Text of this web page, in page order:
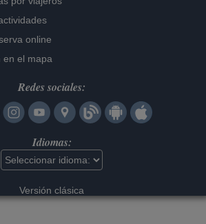
online
en el mapa
Redes sociales:
Idiomas:
Versión clásica